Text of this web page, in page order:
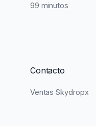
99 minutos
Contacto
Ventas Skydropx